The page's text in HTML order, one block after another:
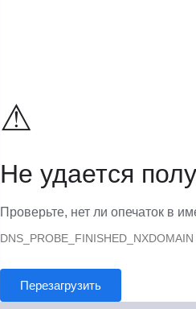
⚠
Не удается
Проверьте, нет ли опечаток в
DNS_PROBE_FINISHED_NXDOMAIN
Перезагрузить